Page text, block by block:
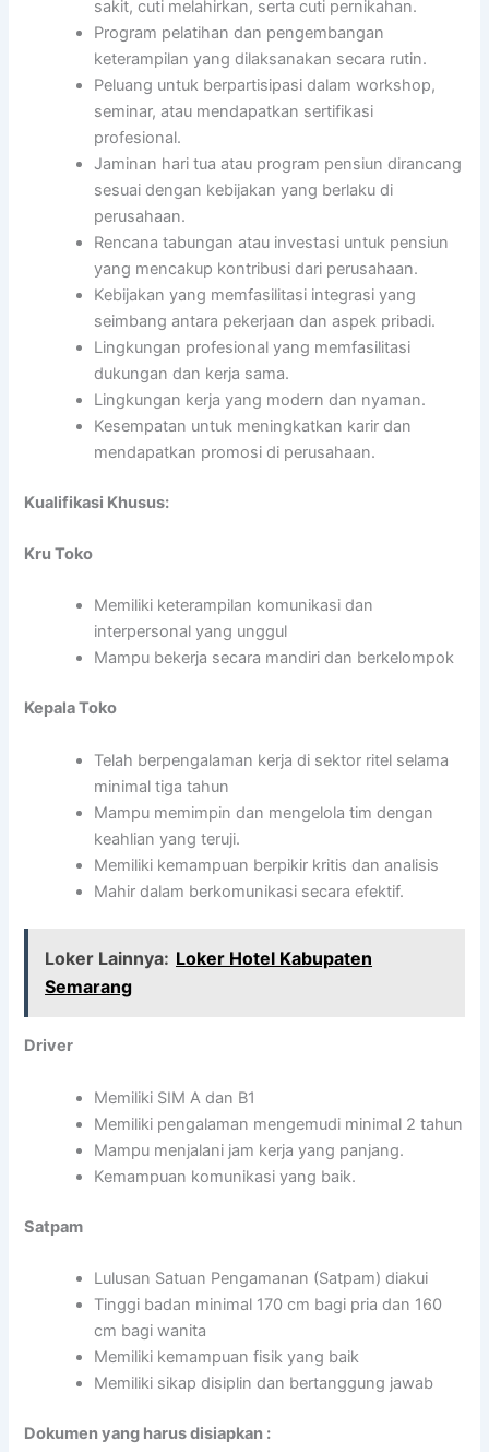
sakit, cuti melahirkan, serta cuti pernikahan.
Program pelatihan dan pengembangan
keterampilan yang dilaksanakan secara rutin.
Peluang untuk berpartisipasi dalam workshop,
seminar, atau mendapatkan sertifikasi
profesional.
Jaminan hari tua atau program pensiun dirancang
sesuai dengan kebijakan yang berlaku di
perusahaan.
Rencana tabungan atau investasi untuk pensiun
yang mencakup kontribusi dari perusahaan.
Kebijakan yang memfasilitasi integrasi yang
seimbang antara pekerjaan dan aspek pribadi.
Lingkungan profesional yang memfasilitasi
dukungan dan kerja sama.
Lingkungan kerja yang modern dan nyaman.
Kesempatan untuk meningkatkan karir dan
mendapatkan promosi di perusahaan.
Kualifikasi Khusus:
Kru Toko
Memiliki keterampilan komunikasi dan
interpersonal yang unggul
Mampu bekerja secara mandiri dan berkelompok
Kepala Toko
Telah berpengalaman kerja di sektor ritel selama
minimal tiga tahun
Mampu memimpin dan mengelola tim dengan
keahlian yang teruji.
Memiliki kemampuan berpikir kritis dan analisis
Mahir dalam berkomunikasi secara efektif.
Loker Lainnya: Loker Hotel Kabupaten
Semarang
Driver
Memiliki SIM A dan B1
Memiliki pengalaman mengemudi minimal 2 tahun
Mampu menjalani jam kerja yang panjang.
Kemampuan komunikasi yang baik.
Satpam
Lulusan Satuan Pengamanan (Satpam) diakui
Tinggi badan minimal 170 cm bagi pria dan 160
cm bagi wanita
Memiliki kemampuan fisik yang baik
Memiliki sikap disiplin dan bertanggung jawab
Dokumen yang harus disiapkan :